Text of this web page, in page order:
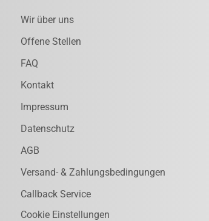
Wir über uns
Offene Stellen
FAQ
Kontakt
Impressum
Datenschutz
AGB
Versand- & Zahlungsbedingungen
Callback Service
Cookie Einstellungen